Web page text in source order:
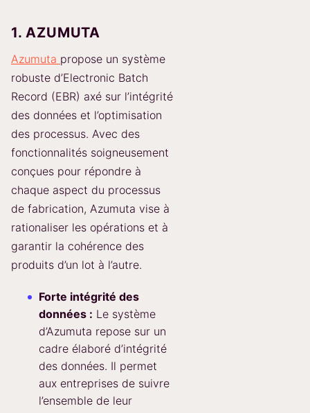
1. AZUMUTA
Azumuta propose un système
robuste d’Electronic Batch
Record (EBR) axé sur l’intégrité
des données et l’optimisation
des processus. Avec des
fonctionnalités soigneusement
conçues pour répondre à
chaque aspect du processus
de fabrication, Azumuta vise à
rationaliser les opérations et à
garantir la cohérence des
produits d’un lot à l’autre.
Forte intégrité des
données : Le système
d’Azumuta repose sur un
cadre élaboré d’intégrité
des données. Il permet
aux entreprises de suivre
l’ensemble de leur